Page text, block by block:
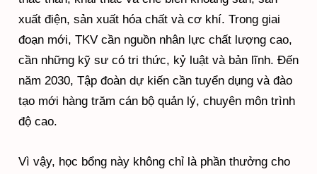
xuất điện, sản xuất hóa chất và cơ khí. Trong giai
đoạn mới, TKV cần nguồn nhân lực chất lượng cao,
cần những kỹ sư có tri thức, kỷ luật và bản lĩnh. Đến
năm 2030, Tập đoàn dự kiến cần tuyển dụng và đào
tạo mới hàng trăm cán bộ quản lý, chuyên môn trình
độ cao.
Vì vậy, học bổng này không chỉ là phần thưởng cho